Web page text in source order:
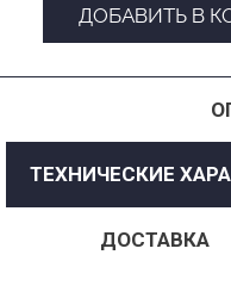
ДОБАВИТЬ В
ТЕХНИЧЕСКИЕ
ДОСТАВКА